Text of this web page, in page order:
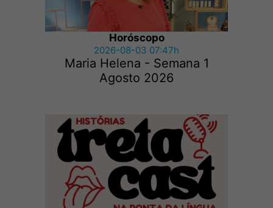
Horóscopo
2026-08-03 07:47h
Maria Helena - Semana 1
Agosto 2026